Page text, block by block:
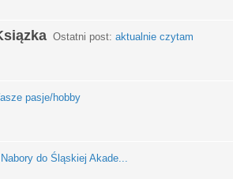
Ostatni post: aktualnie czytam
pasje/hobby
Nabory do Śląskiej Akade...